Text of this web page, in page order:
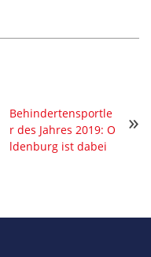
Behindertensportle
r des Jahres 2019: O
ldenburg ist dabei
»